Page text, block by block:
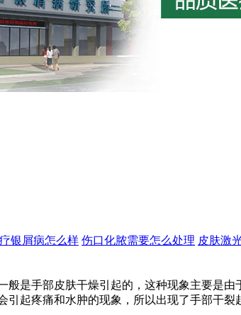
银屑病怎么样 伤口化脓需要怎么处理 皮肤激
般是手部皮肤干燥引起的，这种现象主要是
起疼痛和水肿的现象，所以出现了手部干裂